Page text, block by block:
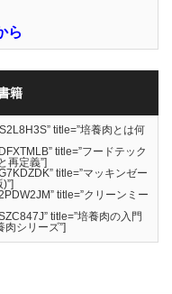
ら
籍
title=”培養肉とは何
title=”フードテック
再定義”]
title=”マッキンゼー
title=”クリーンミー
title=”培養肉の入門
シリーズ”]